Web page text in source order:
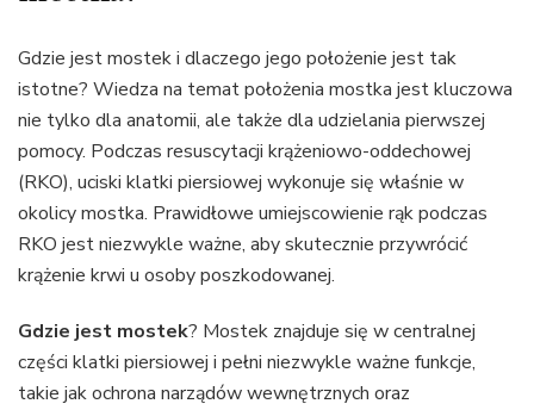
Gdzie jest mostek i dlaczego jego położenie jest tak
istotne? Wiedza na temat położenia mostka jest kluczowa
nie tylko dla anatomii, ale także dla udzielania pierwszej
pomocy. Podczas resuscytacji krążeniowo-oddechowej
(RKO), uciski klatki piersiowej wykonuje się właśnie w
okolicy mostka. Prawidłowe umiejscowienie rąk podczas
RKO jest niezwykle ważne, aby skutecznie przywrócić
krążenie krwi u osoby poszkodowanej.
Gdzie jest mostek? Mostek znajduje się w centralnej
części klatki piersiowej i pełni niezwykle ważne funkcje,
takie jak ochrona narządów wewnętrznych oraz